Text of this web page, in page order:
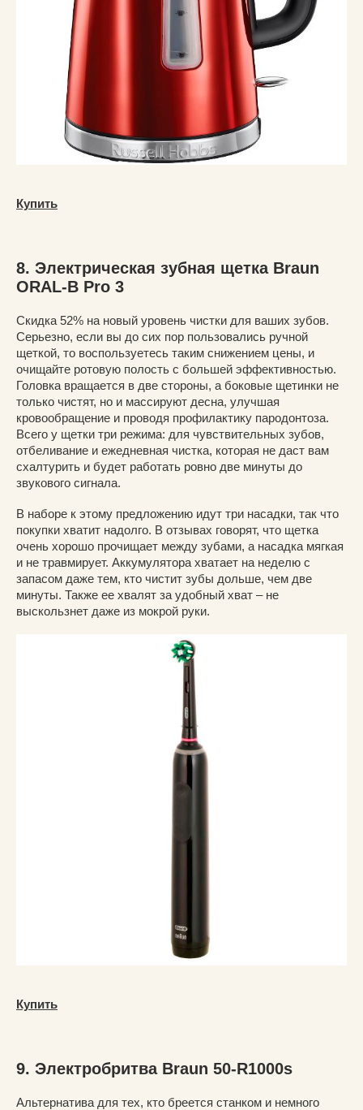
Купить
8. Электрическая зубная щетка Braun
ORAL-B Pro 3
Скидка 52% на новый уровень чистки для ваших зубов.
Серьезно, если вы до сих пор пользовались ручной
щеткой, то воспользуетесь таким снижением цены, и
очищайте ротовую полость с большей эффективностью.
Головка вращается в две стороны, а боковые щетинки не
только чистят, но и массируют десна, улучшая
кровообращение и проводя профилактику пародонтоза.
Всего у щетки три режима: для чувствительных зубов,
отбеливание и ежедневная чистка, которая не даст вам
схалтурить и будет работать ровно две минуты до
звукового сигнала.
В наборе к этому предложению идут три насадки, так что
покупки хватит надолго. В отзывах говорят, что щетка
очень хорошо прочищает между зубами, а насадка мягкая
и не травмирует. Аккумулятора хватает на неделю с
запасом даже тем, кто чистит зубы дольше, чем две
минуты. Также ее хвалят за удобный хват – не
выскользнет даже из мокрой руки.
Купить
9. Электробритва Braun 50-R1000s
Альтернатива для тех, кто бреется станком и немного